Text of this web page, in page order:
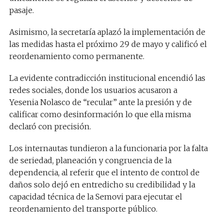
pasaje.
Asimismo, la secretaría aplazó la implementación de
las medidas hasta el próximo 29 de mayo y calificó el
reordenamiento como permanente.
La evidente contradicción institucional encendió las
redes sociales, donde los usuarios acusaron a
Yesenia Nolasco de “recular” ante la presión y de
calificar como desinformación lo que ella misma
declaró con precisión.
Los internautas tundieron a la funcionaria por la falta
de seriedad, planeación y congruencia de la
dependencia, al referir que el intento de control de
daños solo dejó en entredicho su credibilidad y la
capacidad técnica de la Semovi para ejecutar el
reordenamiento del transporte público.